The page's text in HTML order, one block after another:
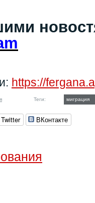
https://
Теги: миграция
Twitter ВКонтакте